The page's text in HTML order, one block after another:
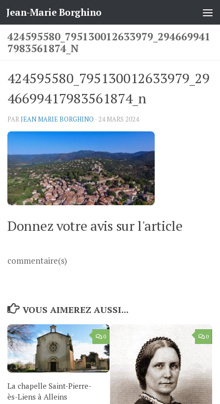
Skip to content
Jean-Marie Borghino
424595580_795130012633979_294669941
7983561874_N
424595580_795130012633979_29
46699417983561874_n
PARJEAN MARIE BORGHINO · 24 MARS 2024
Donnez votre avis sur l'article
commentaire(s)
VOUS AIMEREZ AUSSI...
0
La chapelle Saint-Pierre-
ès-Liens à Alleins
0